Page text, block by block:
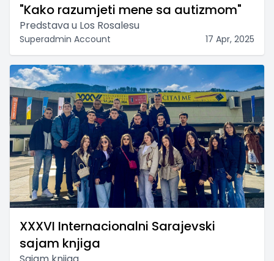
"Kako razumjeti mene sa autizmom"
Predstava u Los Rosalesu
Superadmin Account 17 Apr, 2025
XXXVI Internacionalni Sarajevski
sajam knjiga